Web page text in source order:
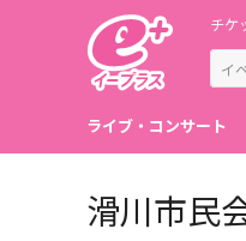
チケ
ライブ・コンサート
滑川市民